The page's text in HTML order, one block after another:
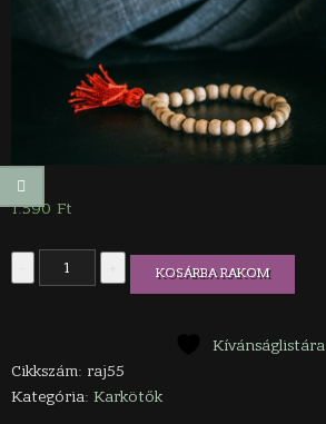
1.590 Ft
Tulasi
védelmező
mennyiség
KOSÁRBA RAKOM
Kívánságlistára
Cikkszám: raj55
Kategória: Karkötők